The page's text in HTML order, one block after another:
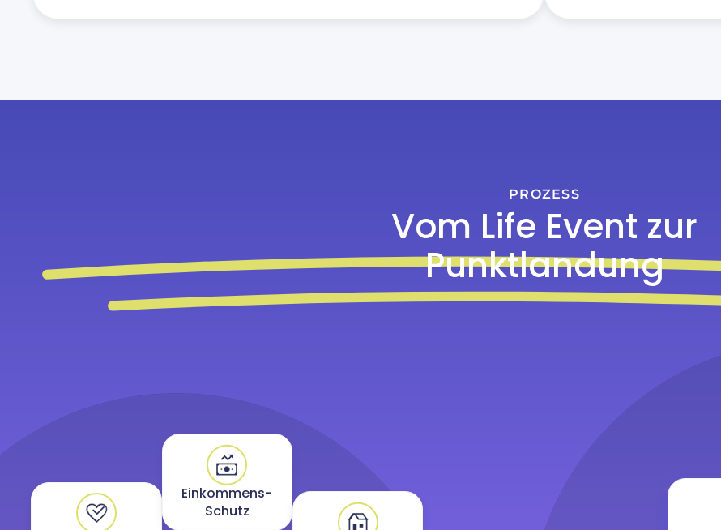
PROZESS
Vom Life Event zur
Punktlandung
Einkommens-
Schutz